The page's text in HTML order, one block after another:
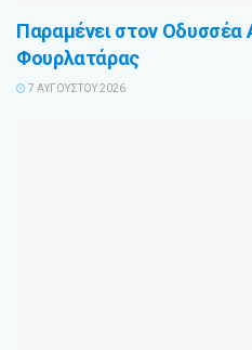
Παραμένει στον
Φουρλατάρας
7 ΑΥΓΟΎΣΤΟΥ 2026